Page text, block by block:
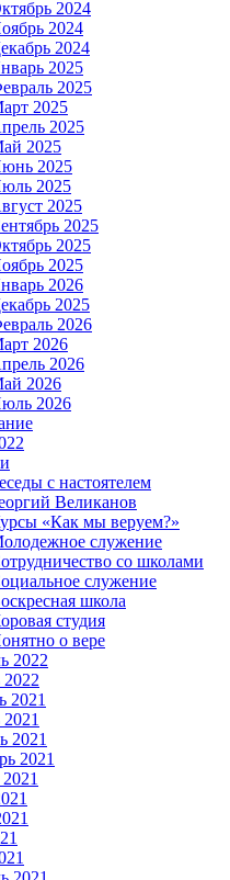
2024
2024
2024
2025
2025
2025
2025
2025
2025
2025
2025
2025
2025
2025
2026
2025
2026
2026
2026
2026
2026
с настоятелем
Великанов
«Как мы веруем?»
служение
со школами
служение
школа
студия
о вере
2022
2021
2021
2021